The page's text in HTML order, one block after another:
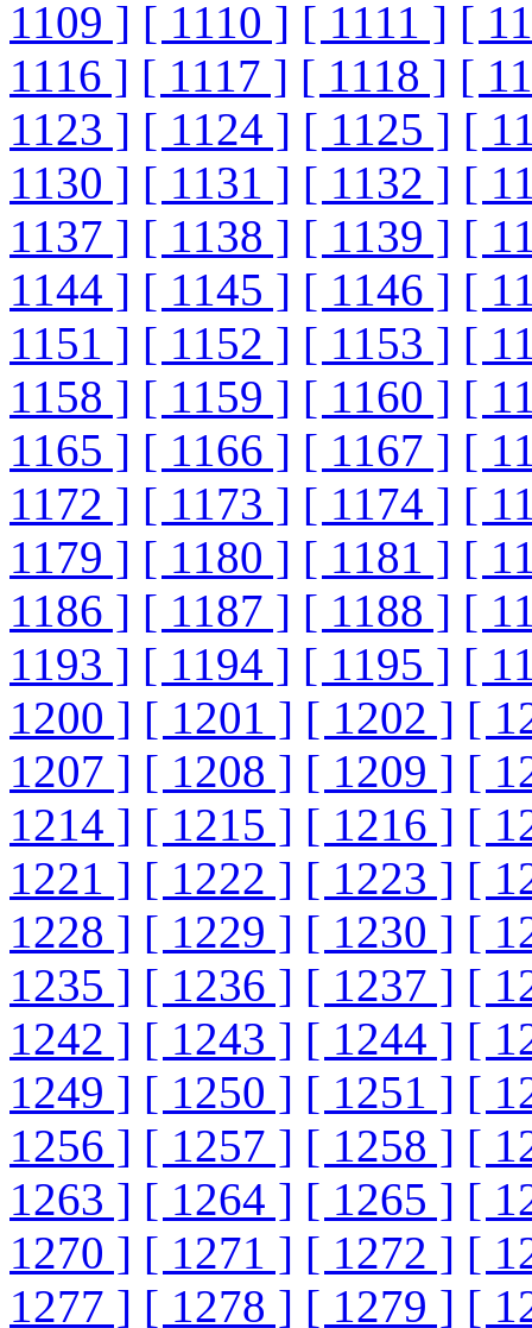
1109 ] [ 1110 ] [ 1111 ] [
1116 ] [ 1117 ] [ 1118 ] [
1123 ] [ 1124 ] [ 1125 ] [
1130 ] [ 1131 ] [ 1132 ] [
1137 ] [ 1138 ] [ 1139 ] [
1144 ] [ 1145 ] [ 1146 ] [
1151 ] [ 1152 ] [ 1153 ] [
1158 ] [ 1159 ] [ 1160 ] [
1165 ] [ 1166 ] [ 1167 ] [
1172 ] [ 1173 ] [ 1174 ] [
1179 ] [ 1180 ] [ 1181 ] [
1186 ] [ 1187 ] [ 1188 ] [
1193 ] [ 1194 ] [ 1195 ] [
1200 ] [ 1201 ] [ 1202 ] [
1207 ] [ 1208 ] [ 1209 ] [
1214 ] [ 1215 ] [ 1216 ] [
1221 ] [ 1222 ] [ 1223 ] [
1228 ] [ 1229 ] [ 1230 ] [
1235 ] [ 1236 ] [ 1237 ] [
1242 ] [ 1243 ] [ 1244 ] [
1249 ] [ 1250 ] [ 1251 ] [
1256 ] [ 1257 ] [ 1258 ] [
1263 ] [ 1264 ] [ 1265 ] [
1270 ] [ 1271 ] [ 1272 ] [
1277 ] [ 1278 ] [ 1279 ] [